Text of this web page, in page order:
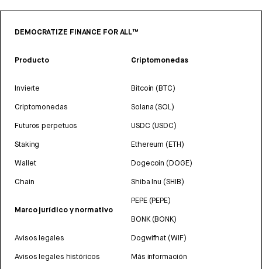
DEMOCRATIZE FINANCE FOR ALL™
Producto
Invierte
Criptomonedas
Futuros perpetuos
Staking
Wallet
Chain
Marco jurídico y normativo
Avisos legales
Avisos legales históricos
Criptomonedas
Bitcoin (BTC)
Solana (SOL)
USDC (USDC)
Ethereum (ETH)
Dogecoin (DOGE)
Shiba Inu (SHIB)
PEPE (PEPE)
BONK (BONK)
Dogwifhat (WIF)
Más información